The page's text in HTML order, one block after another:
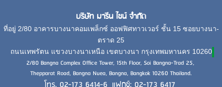
บริษัท มารีน ไชน์ จำกัด
ที่อยู่ 2/80 อาคารบางนาคอมเพล็กซ์ ออฟฟิศทาวเวอร์ ชั้น 15 ซอยบางนา-
ตราด 25
ถนนเทพรัตน แขวงบางนาเหนือ เขตบางนา กรุงเทพมหานคร 10260
2/80 Bangna Complex Office Tower, 15th Floor, Soi Bangna-Trad 25,
Thepparat Road, Bangna Nuea, Bangna, Bangkok 10260 Thailand.